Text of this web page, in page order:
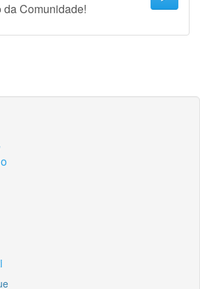
da Comunidade!